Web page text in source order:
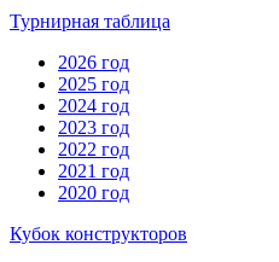
Турнирная таблица
2026 год
2025 год
2024 год
2023 год
2022 год
2021 год
2020 год
Кубок конструкторов